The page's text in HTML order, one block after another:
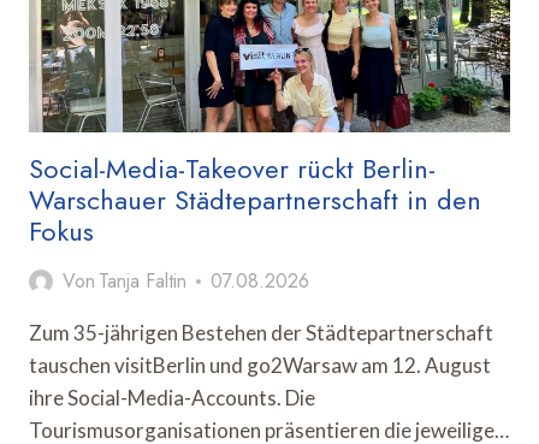
Social-Media-Takeover rückt Berlin-
Warschauer Städtepartnerschaft in den
Fokus
Von Tanja Faltin 07.08.2026
Zum 35-jährigen Bestehen der Städtepartnerschaft
tauschen visitBerlin und go2Warsaw am 12. August
ihre Social-Media-Accounts. Die
Tourismusorganisationen präsentieren die jeweilige…